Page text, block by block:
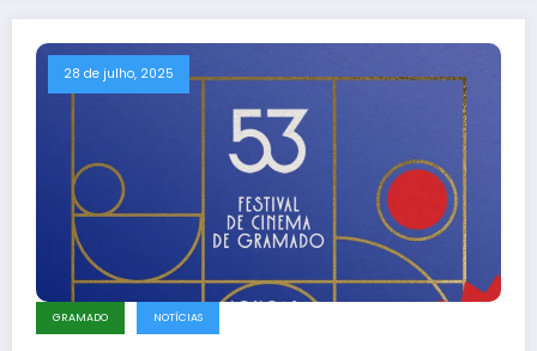
28 de julho, 2025
GRAMADO NOTÍCIAS